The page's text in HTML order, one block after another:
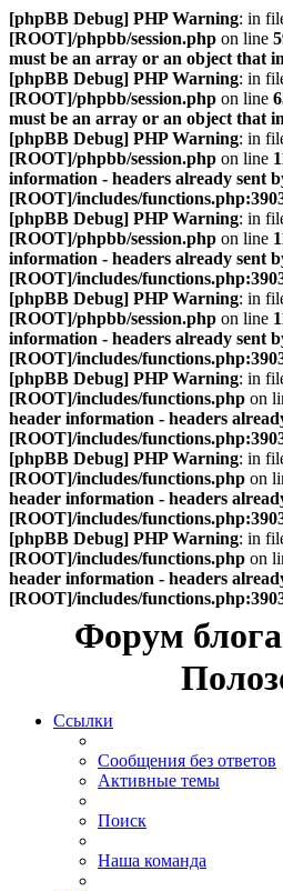
[phpBB Debug] PHP Warning: in
[ROOT]/phpbb/session.php on line
must be an array or an object that
[phpBB Debug] PHP Warning: in
[ROOT]/phpbb/session.php on line
must be an array or an object that
[phpBB Debug] PHP Warning: in
[ROOT]/phpbb/session.php on line
information - headers already sent
[ROOT]/includes/
[phpBB Debug] PHP Warning: in
[ROOT]/phpbb/session.php on line
information - headers already sent
[ROOT]/includes/
[phpBB Debug] PHP Warning: in
[ROOT]/phpbb/session.php on line
information - headers already sent
[ROOT]/includes/
[phpBB Debug] PHP Warning: in
[ROOT]/includes/functions.php on
header information - headers
[ROOT]/includes/
[phpBB Debug] PHP Warning: in
[ROOT]/includes/functions.php on
header information - headers
[ROOT]/includes/
[phpBB Debug] PHP Warning: in
[ROOT]/includes/functions.php on
header information - headers
[ROOT]/includes/
Форум
Ссылки
Сообщения без ответов
Активные темы
Поиск
Наша команда